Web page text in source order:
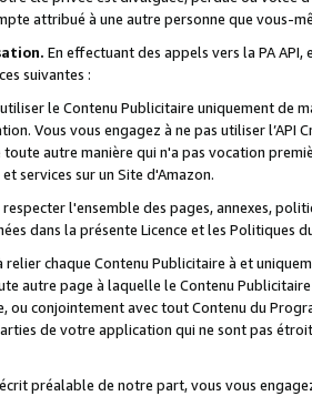
attribué à une autre personne que vous-
En effectuant des appels vers la PA
suivantes :
le Contenu Publicitaire uniquement de
Vous vous engagez à ne pas utiliser l’API
autre manière qui n'a pas vocation
services sur un Site d'Amazon.
respecter l'ensemble des pages, annexes,
dans la présente Licence et les Politiques
relier chaque Contenu Publicitaire à et
autre page à laquelle le Contenu
ou conjointement avec tout Contenu du
de votre application qui ne sont pas
préalable de notre part, vous vous